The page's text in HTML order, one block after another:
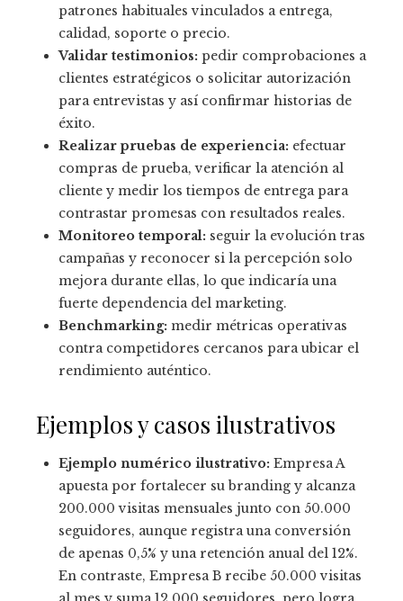
patrones habituales vinculados a entrega,
calidad, soporte o precio.
Validar testimonios: pedir comprobaciones a
clientes estratégicos o solicitar autorización
para entrevistas y así confirmar historias de
éxito.
Realizar pruebas de experiencia: efectuar
compras de prueba, verificar la atención al
cliente y medir los tiempos de entrega para
contrastar promesas con resultados reales.
Monitoreo temporal: seguir la evolución tras
campañas y reconocer si la percepción solo
mejora durante ellas, lo que indicaría una
fuerte dependencia del marketing.
Benchmarking: medir métricas operativas
contra competidores cercanos para ubicar el
rendimiento auténtico.
Ejemplos y casos ilustrativos
Ejemplo numérico ilustrativo: Empresa A
apuesta por fortalecer su branding y alcanza
200.000 visitas mensuales junto con 50.000
seguidores, aunque registra una conversión
de apenas 0,5% y una retención anual del 12%.
En contraste, Empresa B recibe 50.000 visitas